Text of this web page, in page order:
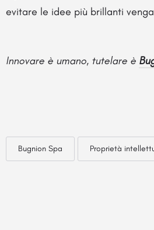
evitare le idee più brillanti
Innovare è umano, tutelare è
Bugnion Spa Proprietà